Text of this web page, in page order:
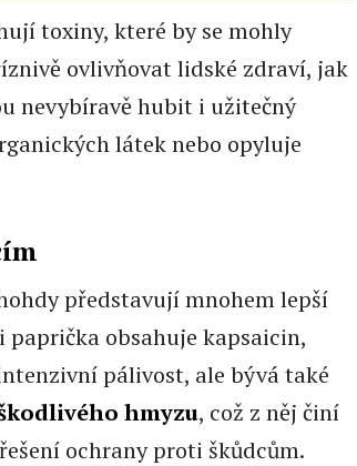
toxiny, které by se mohly
ovlivňovat lidské zdraví, jak
nevybíravě hubit i užitečný
látek nebo opyluje
představují mnohem lepší
obsahuje kapsaicin,
pálivost, ale bývá také
hmyzu, což z něj činí
ochrany proti škůdcům.